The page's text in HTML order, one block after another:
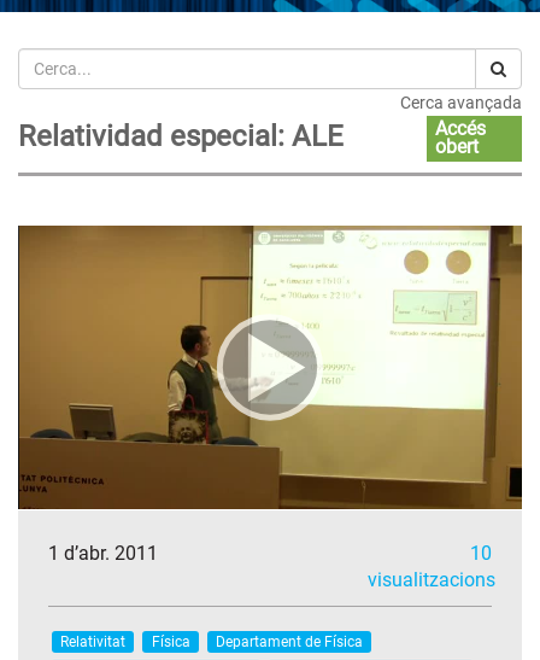
Cerca
Cerca avançada
Relatividad especial: ALE
Accés
obert
1 d’abr. 2011
10
visualitzacions
Relativitat Física
Departament de Física